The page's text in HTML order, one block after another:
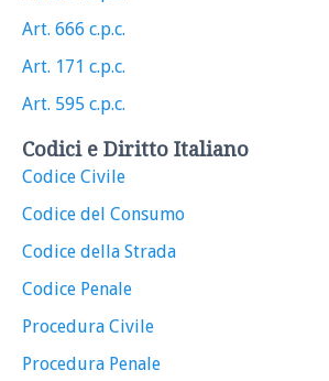
Art. 666 c.p.c.
Art. 171 c.p.c.
Art. 595 c.p.c.
Codici e Diritto Italiano
Codice Civile
Codice del Consumo
Codice della Strada
Codice Penale
Procedura Civile
Procedura Penale